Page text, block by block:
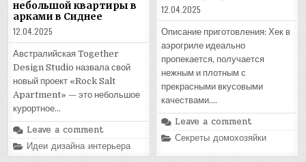
небольшой квартиры в
арками в Сиднее
12.04.2025
Австралийская Together
Design Studio назвала свой
новый проект «Rock Salt
Apartment» — это небольшое
курортное…
Leave a comment
Posted
in
Идеи дизайна интерьера
12.04.2025
Описание приготовления: Хек в
аэрогриле идеально
пропекается, получается
нежным и плотным с
прекрасными вкусовыми
качествами….
Leave a comment
Posted
Секреты домохозяйки